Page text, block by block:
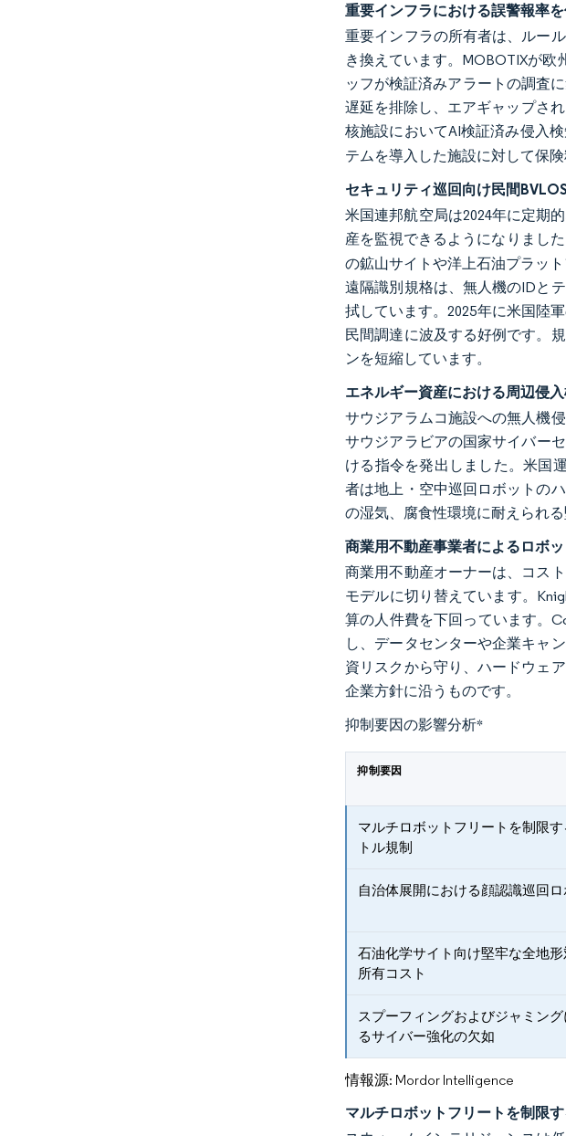
重要インフラにおける誤警報率
重要インフラの所有者は、ルー
き換えています。MOBOTIXが欧
ッフが検証済みアラートの調査
遅延を排除し、エアギャップさ
核施設においてAI検証済み侵入
テムを導入した施設に対して保
セキュリティ巡回向け民間
米国連邦航空局は2024年に定期
産を監視できるようになりました
の鉱山サイトや洋上石油プラッ
遠隔識別規格は、無人機のIDと
拭しています。2025年に米国陸
民間調達に波及する好例です。
ンを短縮しています。
エネルギー資産における周辺侵
サウジアラムコ施設への無人機
サウジアラビアの国家サイバー
ける指令を発出しました。米国
者は地上・空中巡回ロボットの
の湿気、腐食性環境に耐えられ
商業用不動産事業者によるロボ
商業用不動産オーナーは、コス
モデルに切り替えています。
算の人件費を下回っています。
し、データセンターや企業キャ
資リスクから守り、ハードウェ
企業方針に沿うものです。
抑制要因の影響分析*
抑制要因
マルチロボットフリートを制限
トル規制
自治体展開における顔認識巡回
石油化学サイト向け堅牢な全地
所有コスト
スプーフィングおよびジャミン
るサイバー強化の欠如
情報源: Mordor Intelligence
マルチロボットフリートを制限